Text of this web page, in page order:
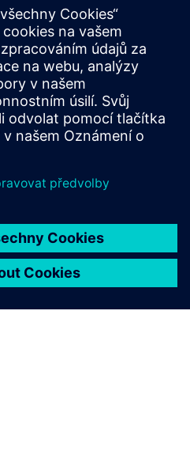
AND AI
traditional solvers.
for simulation across